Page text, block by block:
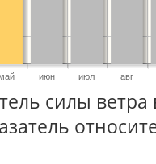
июн июл авг
силы ветра